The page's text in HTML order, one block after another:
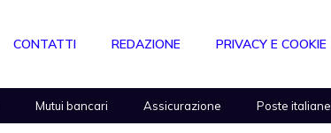
CONTATTI REDAZIONE PRIVACY E COOKIE
Mutui bancari Assicurazione Poste italiane